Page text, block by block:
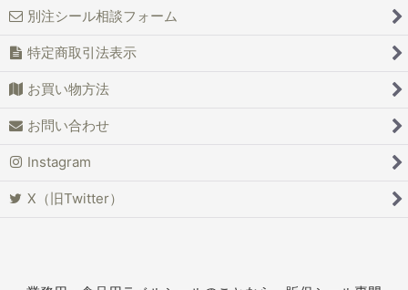
別注シール相談フォーム
特定商取引法表示
お買い物方法
お問い合わせ
Instagram
X（旧Twitter）